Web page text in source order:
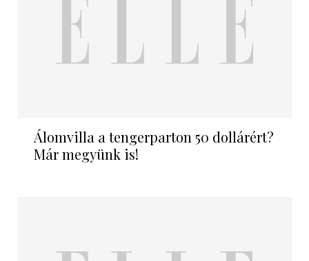
Álomvilla a tengerparton 50 dollárért?
Már megyünk is!